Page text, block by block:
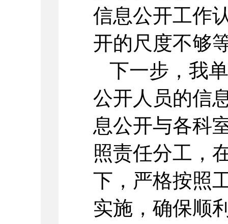
信息公开工作
开的尺度不够
下一步，我
公开人员的信
息公开与各科
照责任分工，
下，严格按照
实施，确保顺